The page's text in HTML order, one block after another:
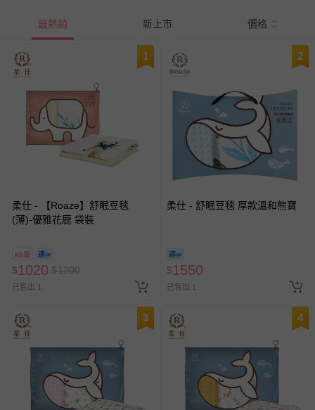
最熱銷 新上市 價格
1
柔仕 - 【Roaze】舒眠豆毯
(薄)-優雅花鹿 袋裝
85折
$1020 $1200
已售出 1
2
柔仕 - 舒眠豆毯 厚款溫和熊寶
$1550
已售出 1
3 4